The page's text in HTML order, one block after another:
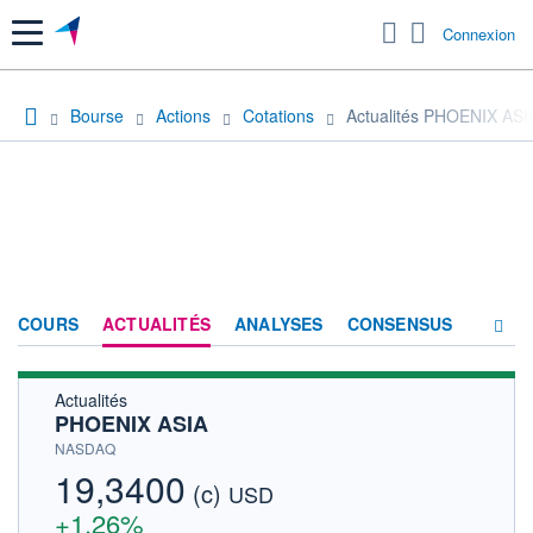
Menu Connexion
Bourse Actions Cotations Actualités PHOENIX
COURS ACTUALITÉS ANALYSES CONSENSUS
ACTIONNAIRES
Actualités
PHOENIX ASIA
NASDAQ
19,3400 (c) USD
+1,26%